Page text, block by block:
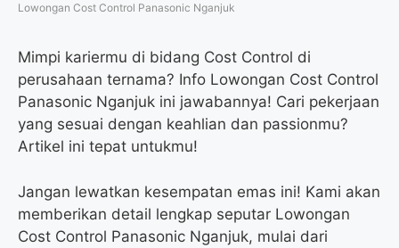
Lowongan Cost Control Panasonic Nganjuk
Mimpi kariermu di bidang Cost Control di
perusahaan ternama? Info Lowongan Cost Control
Panasonic Nganjuk ini jawabannya! Cari pekerjaan
yang sesuai dengan keahlian dan passionmu?
Artikel ini tepat untukmu!
Jangan lewatkan kesempatan emas ini! Kami akan
memberikan detail lengkap seputar Lowongan
Cost Control Panasonic Nganjuk, mulai dari